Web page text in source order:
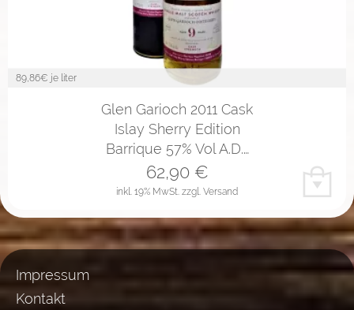
89,86€ je liter
Glen Garioch 2011 Cask
Islay Sherry Edition
Barrique 57% Vol A.D.…
inkl. 19% MwSt. zzgl. Versand
62,90€
Impressum
Kontakt